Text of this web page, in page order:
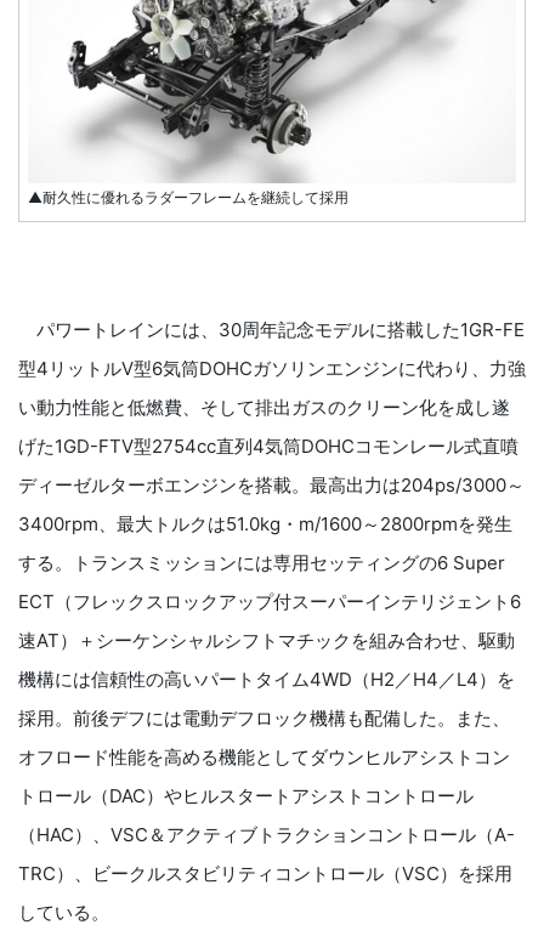
▲耐久性に優れるラダーフレームを継続して採用
パワートレインには、30周年記念モデルに搭載した1GR-FE
型4リットルV型6気筒DOHCガソリンエンジンに代わり、力強
い動力性能と低燃費、そして排出ガスのクリーン化を成し遂
げた1GD-FTV型2754cc直列4気筒DOHCコモンレール式直噴
ディーゼルターボエンジンを搭載。最高出力は204ps/3000～
3400rpm、最大トルクは51.0kg・m/1600～2800rpmを発生
する。トランスミッションには専用セッティングの6 Super
ECT（フレックスロックアップ付スーパーインテリジェント6
速AT）＋シーケンシャルシフトマチックを組み合わせ、駆動
機構には信頼性の高いパートタイム4WD（H2／H4／L4）を
採用。前後デフには電動デフロック機構も配備した。また、
オフロード性能を高める機能としてダウンヒルアシストコン
トロール（DAC）やヒルスタートアシストコントロール
（HAC）、VSC＆アクティブトラクションコントロール（A-
TRC）、ビークルスタビリティコントロール（VSC）を採用
している。